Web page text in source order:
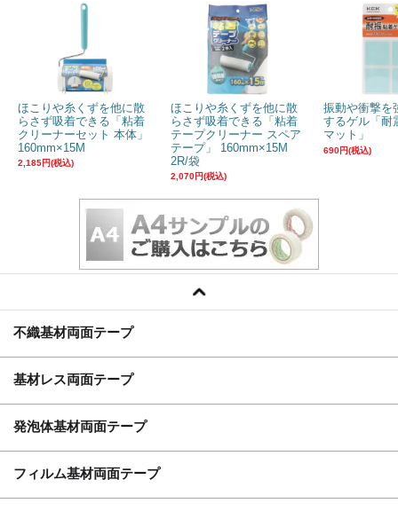
ほこりや糸くずを他に散
らさず吸着できる「粘着
クリーナーセット 本体」
160mm×15M
2,185円(税込)
ほこりや糸くずを他に散
らさず吸着できる「粘着
テープクリーナー スペア
テープ」 160mm×15M
2R/袋
2,070円(税込)
振動や衝撃を
するゲル「耐
マット」
690円(税込)
不織基材両面テープ
基材レス両面テープ
発泡体基材両面テープ
フィルム基材両面テープ